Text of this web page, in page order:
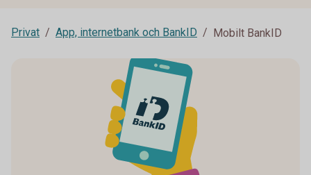
Privat App, internetbank och BankID Mobilt BankID